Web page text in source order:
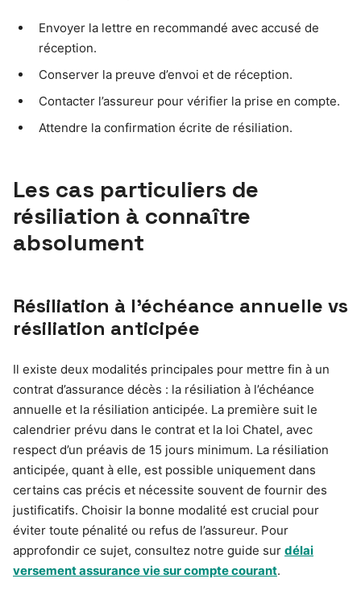
Envoyer la lettre en recommandé avec accusé de
réception.
Conserver la preuve d’envoi et de réception.
Contacter l’assureur pour vérifier la prise en compte.
Attendre la confirmation écrite de résiliation.
Les cas particuliers de
résiliation à connaître
absolument
Résiliation à l’échéance annuelle vs
résiliation anticipée
Il existe deux modalités principales pour mettre fin à un
contrat d’assurance décès : la résiliation à l’échéance
annuelle et la résiliation anticipée. La première suit le
calendrier prévu dans le contrat et la loi Chatel, avec
respect d’un préavis de 15 jours minimum. La résiliation
anticipée, quant à elle, est possible uniquement dans
certains cas précis et nécessite souvent de fournir des
justificatifs. Choisir la bonne modalité est crucial pour
éviter toute pénalité ou refus de l’assureur. Pour
approfondir ce sujet, consultez notre guide sur délai
versement assurance vie sur compte courant.